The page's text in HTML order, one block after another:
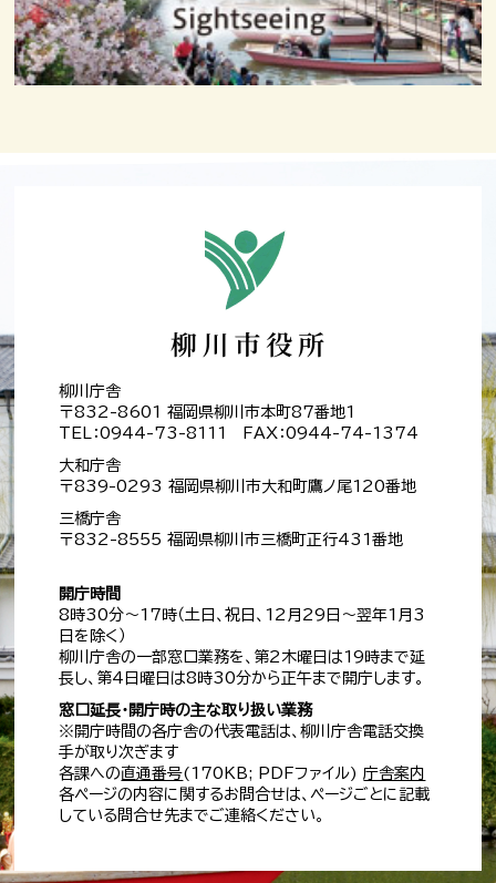
柳川庁舎
〒832-8601 福岡県柳川市本町87番地1
TEL：0944-73-8111 FAX：0944-74-1374
大和庁舎
〒839-0293 福岡県柳川市大和町鷹ノ尾120番地
三橋庁舎
〒832-8555 福岡県柳川市三橋町正行431番地
開庁時間
8時30分～17時（土日、祝日、12月29日～翌年1月3
日を除く）
柳川庁舎の一部窓口業務を、第2木曜日は19時まで延
長し、第4日曜日は8時30分から正午まで開庁します。
窓口延長・開庁時の主な取り扱い業務
※開庁時間の各庁舎の代表電話は、柳川庁舎電話交換
手が取り次ぎます
各課への直通番号(170KB; PDFファイル)庁舎案内
各ページの内容に関するお問合せは、ページごとに記載
している問合せ先までご連絡ください。